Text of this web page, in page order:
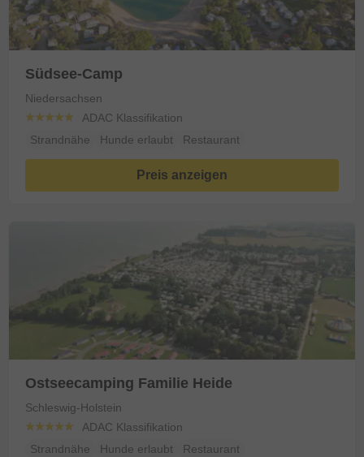
Südsee-Camp
Niedersachsen
ADAC Klassifikation
Strandnähe
Hunde erlaubt Restaurant
Preis anzeigen
Ostseecamping Familie Heide
Schleswig-Holstein
ADAC Klassifikation
Strandnähe
Hunde erlaubt Restaurant